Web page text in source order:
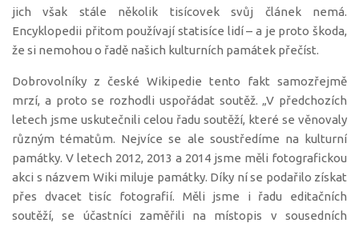
jich však stále několik tisícovek svůj článek nemá.
Encyklopedii přitom používají statisíce lidí – a je proto škoda,
že si nemohou o řadě našich kulturních památek přečíst.
Dobrovolníky z české Wikipedie tento fakt samozřejmě
mrzí, a proto se rozhodli uspořádat soutěž. „V předchozích
letech jsme uskutečnili celou řadu soutěží, které se věnovaly
různým tématům. Nejvíce se ale soustředíme na kulturní
památky. V letech 2012, 2013 a 2014 jsme měli fotografickou
akci s názvem Wiki miluje památky. Díky ní se podařilo získat
přes dvacet tisíc fotografií. Měli jsme i řadu editačních
soutěží, se účastníci zaměřili na místopis v sousedních